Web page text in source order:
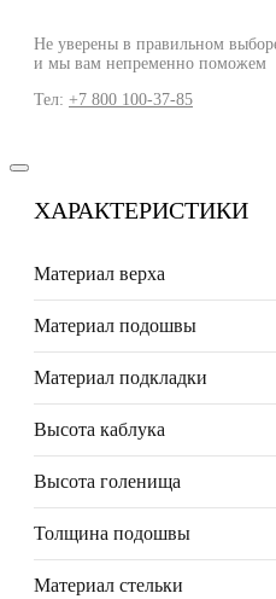
Не уверены в правильном
и мы вам непременно поможем
Тел: +7 800 100-37-85
ХАРАКТЕРИСТИКИ
Материал верха
Материал подошвы
Материал подкладки
Высота каблука
Высота голенища
Толщина подошвы
Материал стельки